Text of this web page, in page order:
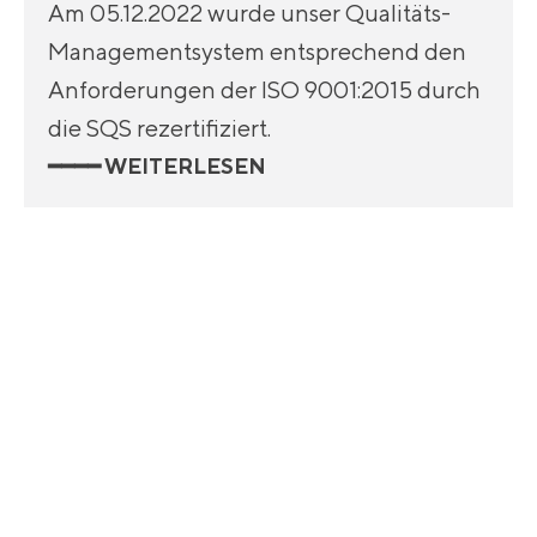
Am 05.12.2022 wurde unser Qualitäts-
Managementsystem entsprechend den
Anforderungen der ISO 9001:2015 durch
die SQS rezertifiziert.
━━━━ WEITERLESEN